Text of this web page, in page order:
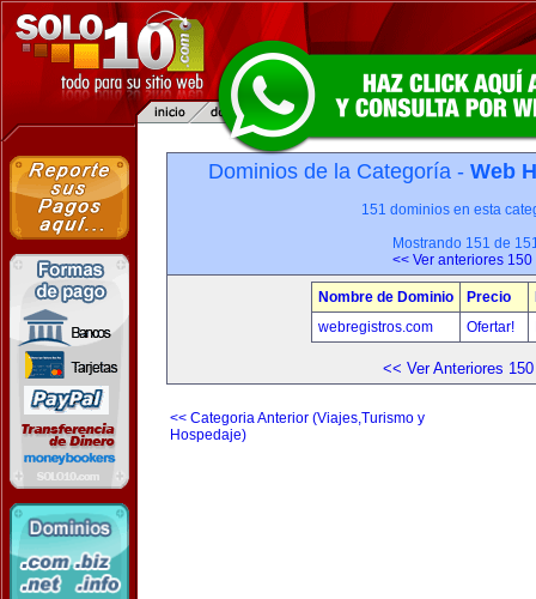
Dominios de la Categoría - Web
151 dominios en esta
Mostrando 151 de
<< Ver anteriores 150
Nombre de Dominio Precio
webregistros.com
Ofertar!
<< Ver Anteriores 150
<< Categoria Anterior (Viajes,Turismo y
Hospedaje)